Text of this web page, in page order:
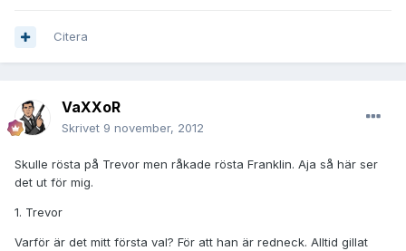
Citera
VaXXoR
Skrivet 9 november, 2012
Skulle rösta på Trevor men råkade rösta Franklin. Aja så här ser
det ut för mig.
1. Trevor
Varför är det mitt första val? För att han är redneck. Alltid gillat